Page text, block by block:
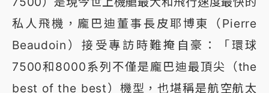
私人飛機，龐巴迪董事長皮耶博東（Pierre
Beaudoin）接受專訪時難掩自豪：「環球
7500和8000系列不僅是龐巴迪最頂尖（the
best of the best）機型，也堪稱是航空航太